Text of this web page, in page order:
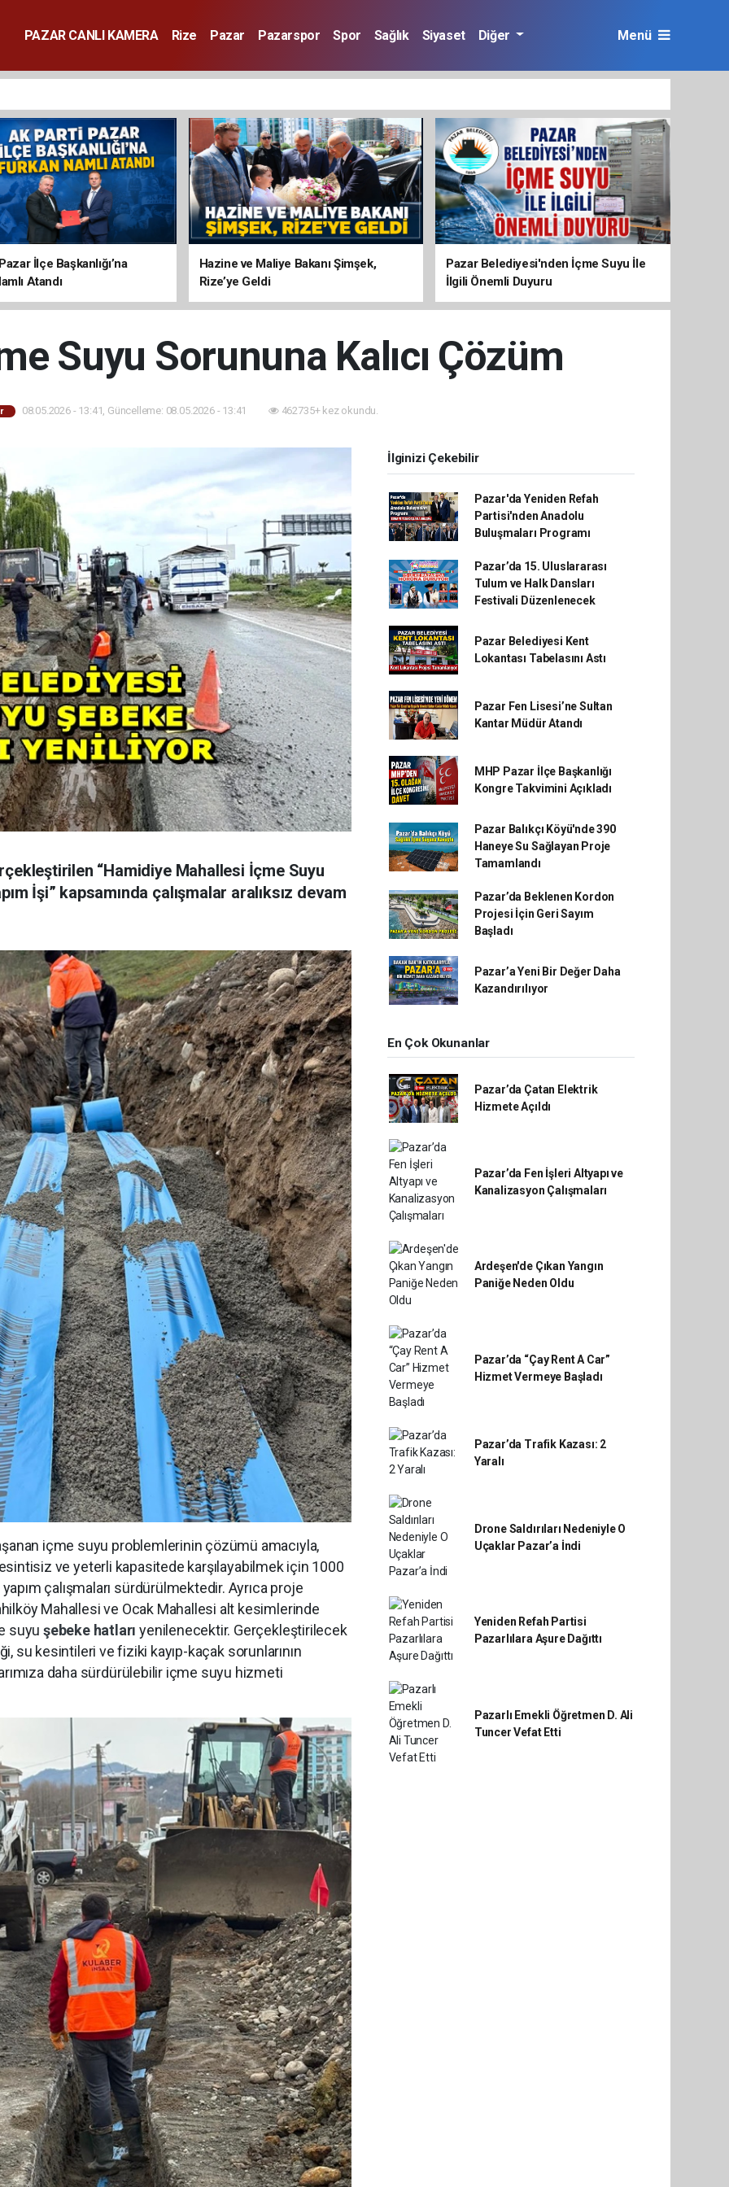
PAZAR CANLI KAMERA Rize Pazar Pazarspor Spor Sağlık Siyaset Diğer Menü
İlçe Başkanlığı’na
Atandı
Hazine ve Maliye Bakanı Şimşek,
Rize’ye Geldi
Pazar Belediyesi'nden İçme Suyu İle
İlgili Önemli Duyuru
Suyu Sorununa Kalıcı Çözüm
08.05.2026 - 13:41, Güncelleme: 08.05.2026 - 13:41 462735+ kez okundu.
“Hamidiye Mahallesi İçme Suyu
İşi” kapsamında çalışmalar aralıksız devam
içme suyu problemlerinin çözümü amacıyla,
ve yeterli kapasitede karşılayabilmek için 1000
çalışmaları sürdürülmektedir. Ayrıca proje
Mahallesi ve Ocak Mahallesi alt kesimlerinde
suyu şebeke hatlarıyenilenecektir. Gerçekleştirilecek
su kesintileri ve fiziki kayıp-kaçak sorunlarının
daha sürdürülebilir içme suyu hizmeti
İlginizi Çekebilir
Pazar'da Yeniden Refah
Partisi'nden Anadolu
Buluşmaları Programı
Pazar’da 15. Uluslararası
Tulum ve Halk Dansları
Festivali Düzenlenecek
Pazar Belediyesi Kent
Lokantası Tabelasını Astı
Pazar Fen Lisesi’ne Sultan
Kantar Müdür Atandı
MHP Pazar İlçe Başkanlığı
Kongre Takvimini Açıkladı
Pazar Balıkçı Köyü'nde 390
Haneye Su Sağlayan Proje
Tamamlandı
Pazar’da Beklenen Kordon
Projesi İçin Geri Sayım
Başladı
Pazar’a Yeni Bir Değer Daha
Kazandırılıyor
En Çok Okunanlar
Pazar’da Çatan Elektrik
Hizmete Açıldı
Pazar’da Fen İşleri Altyapı ve
Kanalizasyon Çalışmaları
Ardeşen'de Çıkan Yangın
Paniğe Neden Oldu
Pazar’da “Çay Rent A Car”
Hizmet Vermeye Başladı
Pazar’da Trafik Kazası: 2
Yaralı
Drone Saldırıları Nedeniyle O
Uçaklar Pazar’a İndi
Yeniden Refah Partisi
Pazarlılara Aşure Dağıttı
Pazarlı Emekli Öğretmen D. Ali
Tuncer Vefat Etti